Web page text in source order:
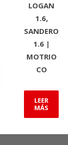
LOGAN
1.6,
SANDERO
1.6 |
MOTRIO
CO
LEER
MÁS